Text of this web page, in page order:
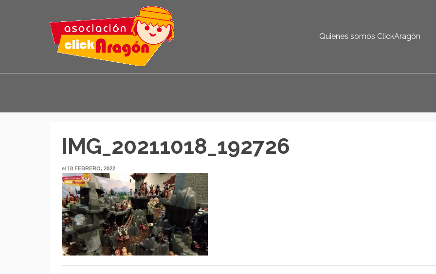
Quienes somos ClickAragón
IMG_20211018_192726
el 18 FEBRERO, 2022